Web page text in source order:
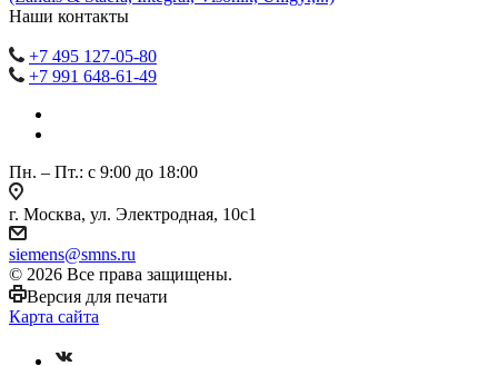
Наши контакты
+7 495 127-05-80
+7 991 648-61-49
Пн. – Пт.: с 9:00 до 18:00
г. Москва, ул. Электродная, 10с1
siemens@smns.ru
© 2026 Все права защищены.
Версия для печати
Карта сайта